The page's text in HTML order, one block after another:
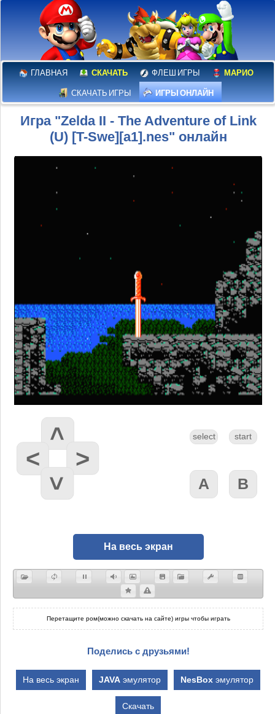
ГЛАВНАЯ СКАЧАТЬ ФЛЕШ ИГРЫ МАРИО
СКАЧАТЬ ИГРЫ ИГРЫ ОНЛАЙН
Игра "Zelda II - The Adventure of Link
(U) [T-Swe][a1].nes" онлайн
На весь экран
Перетащите ром(можно скачать на сайте) игры чтобы играть
Поделись с друзьями!
На весь экран JAVA эмулятор NesBox эмулятор
Скачать